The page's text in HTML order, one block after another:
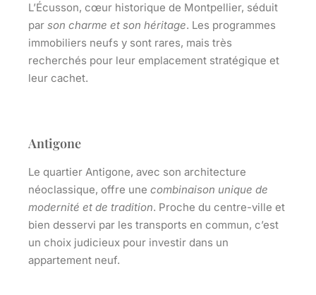
L’Écusson, cœur historique de Montpellier, séduit
par son charme et son héritage. Les programmes
immobiliers neufs y sont rares, mais très
recherchés pour leur emplacement stratégique et
leur cachet.
Antigone
Le quartier Antigone, avec son architecture
néoclassique, offre une combinaison unique de
modernité et de tradition. Proche du centre-ville et
bien desservi par les transports en commun, c’est
un choix judicieux pour investir dans un
appartement neuf.